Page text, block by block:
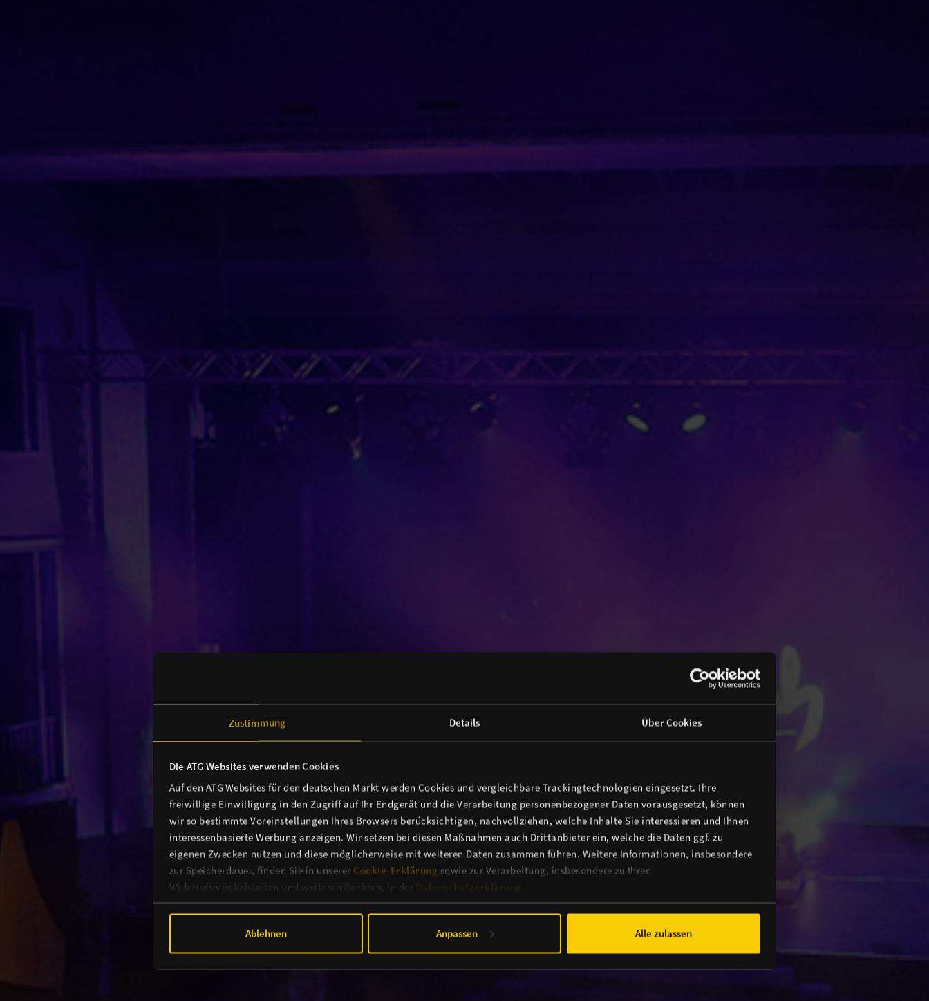
Zustimmung Details Über Cookies
Die ATG Websites verwenden Cookies
Auf den ATG Websites für den deutschen Markt werden Cookies und vergleichbare Trackingtechnologien eingesetzt. Ihre
freiwillige Einwilligung in den Zugriff auf Ihr Endgerät und die Verarbeitung personenbezogener Daten vorausgesetzt, können
wir so bestimmte Voreinstellungen Ihres Browsers berücksichtigen, nachvollziehen, welche Inhalte Sie interessieren und Ihnen
interessenbasierte Werbung anzeigen. Wir setzen bei diesen Maßnahmen auch Drittanbieter ein, welche die Daten ggf. zu
eigenen Zwecken nutzen und diese möglicherweise mit weiteren Daten zusammen führen. Weitere Informationen, insbesondere
zur Speicherdauer, finden Sie in unserer Cookie-Erklärung sowie zur Verarbeitung, insbesondere zu Ihren
Widerrufsmöglichkeiten und weiteren Rechten, in der
Ablehnen Anpassen Alle zulassen